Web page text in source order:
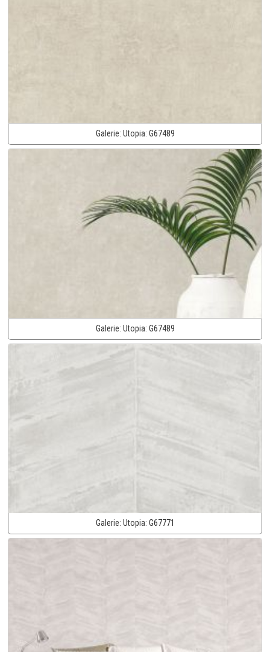
Galerie: Utopia: G67489
Galerie: Utopia: G67489
Galerie: Utopia: G67771